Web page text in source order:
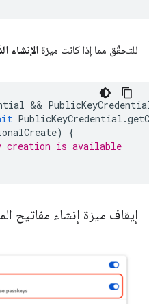
للتحقّق مما إذا كانت ميزة الإنشاء
&&
PublicKeyCredential .
)
{
creation is available
إيقاف ميزة إنشاء مفاتيح